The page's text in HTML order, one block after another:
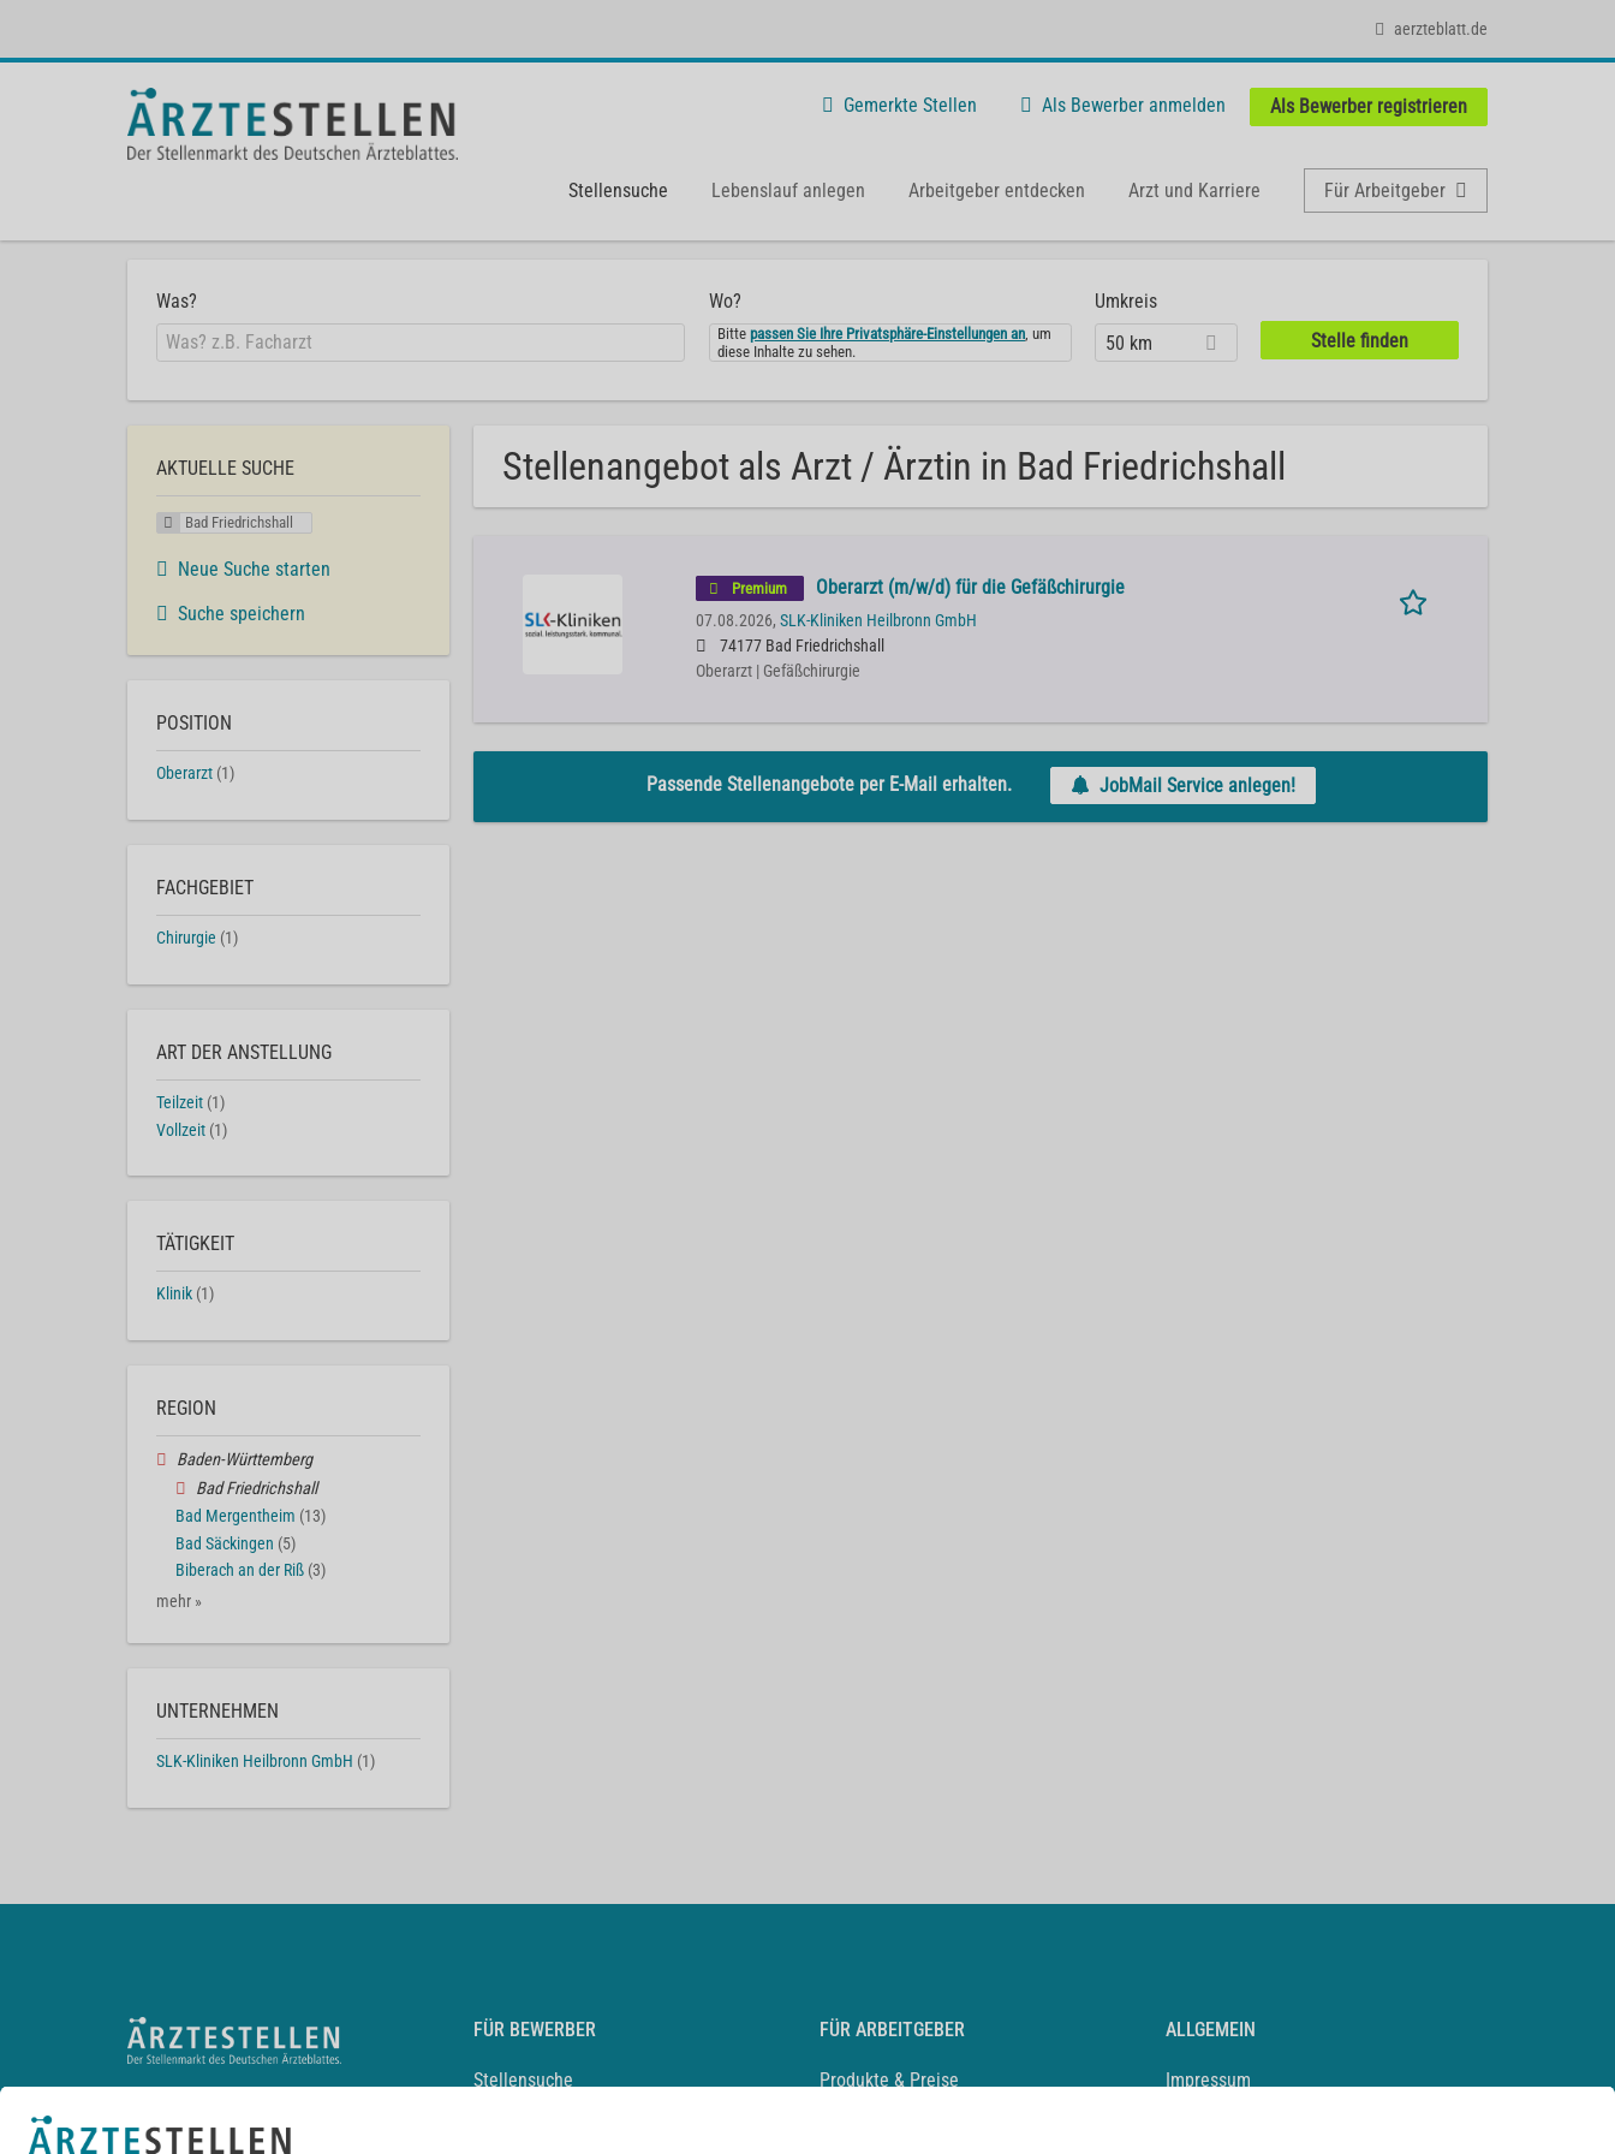
aerzteblatt.de
Gemerkte Stellen Als Bewerber anmelden Als Bewerber registrieren
Stellensuche Lebenslauf anlegen Arbeitgeber entdecken Arzt und Karriere Für Arbeitgeber
Was? Wo?
Bittepassen Sie Ihre Privatsphäre-Einstellungen an, um
diese Inhalte zu sehen.
Umkreis
50 km
Stellenangebot als Arzt / Ärztin in Bad Friedrichshall
Premium Oberarzt (m/w/d) für die Gefäßchirurgie
07.08.2026, SLK-Kliniken Heilbronn GmbH
74177 Bad Friedrichshall
Oberarzt | Gefäßchirurgie
Passende Stellenangebote per E-Mail erhalten. JobMail Service anlegen!
AKTUELLE SUCHE
Bad Friedrichshall
Neue Suche starten
Suche speichern
POSITION
Oberarzt (1)
FACHGEBIET
Chirurgie (1)
ART DER ANSTELLUNG
Teilzeit (1)
Vollzeit (1)
TÄTIGKEIT
Klinik (1)
REGION
Baden-Württemberg
Bad Friedrichshall
Bad Mergentheim (13)
Bad Säckingen (5)
Biberach an der Riß (3)
mehr »
UNTERNEHMEN
SLK-Kliniken Heilbronn GmbH (1)
FÜR BEWERBER
Stellensuche
FÜR ARBEITGEBER
Produkte & Preise
ALLGEMEIN
Impressum